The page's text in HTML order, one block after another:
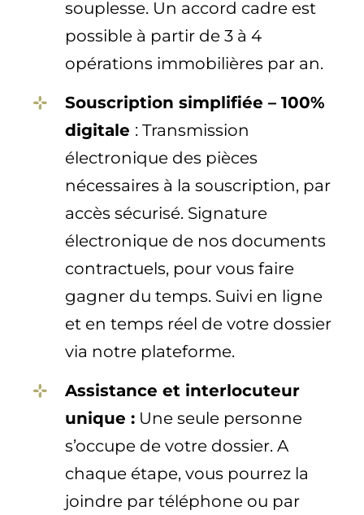
souplesse. Un accord cadre est
possible à partir de 3 à 4
opérations immobilières par an.
Souscription simplifiée – 100%
digitale : Transmission
électronique des pièces
nécessaires à la souscription, par
accès sécurisé. Signature
électronique de nos documents
contractuels, pour vous faire
gagner du temps. Suivi en ligne
et en temps réel de votre dossier
via notre plateforme.
Assistance et interlocuteur
unique : Une seule personne
s’occupe de votre dossier. A
chaque étape, vous pourrez la
joindre par téléphone ou par